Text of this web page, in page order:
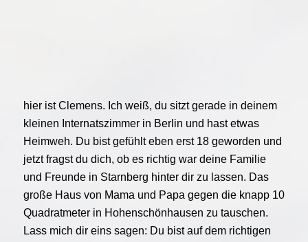
hier ist Clemens. Ich weiß, du sitzt gerade in deinem
kleinen Internatszimmer in Berlin und hast etwas
Heimweh. Du bist gefühlt eben erst 18 geworden und
jetzt fragst du dich, ob es richtig war deine Familie
und Freunde in Starnberg hinter dir zu lassen. Das
große Haus von Mama und Papa gegen die knapp 10
Quadratmeter in Hohenschönhausen zu tauschen.
Lass mich dir eins sagen: Du bist auf dem richtigen